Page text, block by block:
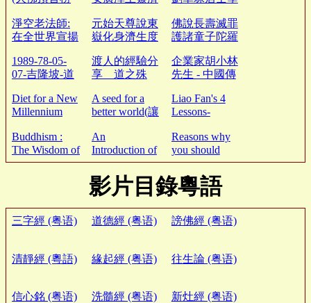
章)
魔醒世妙經
老法師開示
淨空老法師:
在全世界宣揚
倫理道德教育
元始天尊說東
嶽化身濟生度
命玄範誥呪妙
經
佛說長壽滅罪
護諸童子陀羅
所有曾墮胎的
人)
1989-78-05-
07-吉隆坡-道
天法會
渡人的經驗分
享 道之殊
琪講師母親從
鬼門關走一回
企業家胡小林
先生 - 中國傳
規) 帶動經濟
良性發展
Diet for a New
Millennium
A seed for a
better world(讓
善種子)
Liao Fan's 4
Lessons-
Destiny
Buddhism :
The Wisdom of
Compassion
An
Introduction of
Scientific
Research in
Reincarnation
Reasons why
you should
become
vegetarian ( 你
應該成為素食
影片目錄粵語
三字經 (粤语) 道德經 (粤语) 謗佛經 (粤语)
清靜經 (粵語) 緣起經 (粤语) 往生論 (粤语)
信心銘 (粤语) 洗髓經 (粤语) 新灶經 (粤语)